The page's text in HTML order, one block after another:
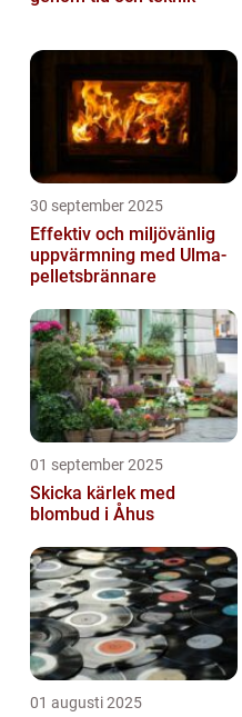
30 september 2025
Effektiv och miljövänlig
uppvärmning med Ulma-
pelletsbrännare
01 september 2025
Skicka kärlek med
blombud i Åhus
01 augusti 2025